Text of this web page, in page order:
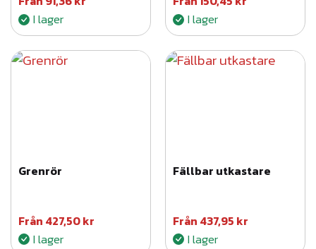
I lager I lager
Grenrör
Från 427,50kr
I lager
Fällbar utkastare
Från 437,95 kr
I lager